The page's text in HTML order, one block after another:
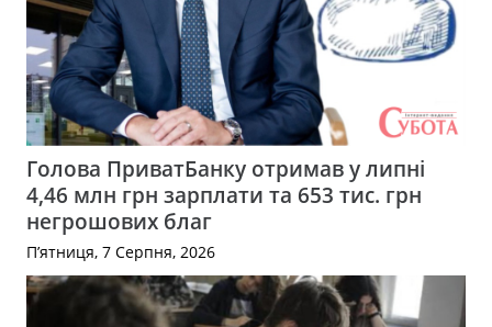
Голова ПриватБанку отримав у липні
4,46 млн грн зарплати та 653 тис. грн
негрошових благ
П’ятниця, 7 Серпня, 2026